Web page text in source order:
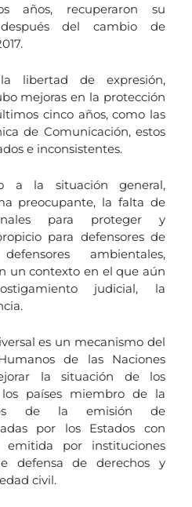
años, recuperaron su
del cambio de
libertad de expresión,
mejoras en la protección
cinco años, como las
de Comunicación, estos
e inconsistentes.
a la situación general,
preocupante, la falta de
para proteger y
para defensores de
ambientales,
un contexto en el que aún
judicial, la
es un mecanismo del
de las Naciones
la situación de los
países miembro de la
de la emisión de
por los Estados con
por instituciones
defensa de derechos y
civil.